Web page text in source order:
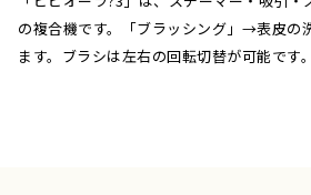
の複合機です。「ブラッシング」→表皮の
ます。ブラシは左右の回転切替が可能です。